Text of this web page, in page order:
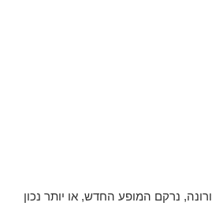
נרקם המופע החדש, או יותר נכון